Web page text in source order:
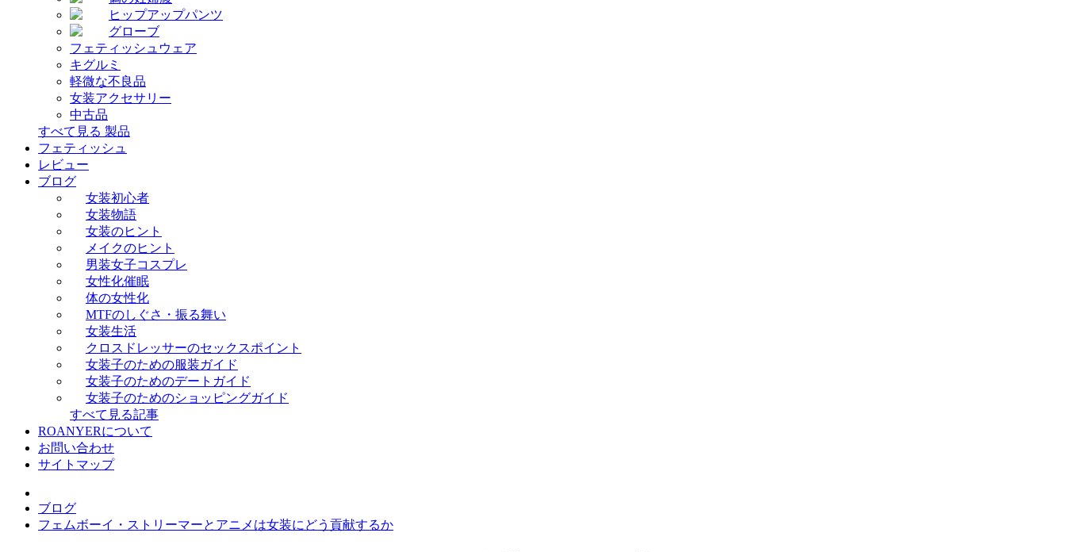
ヒップアップパンツ
グローブ
フェティッシュウェア
キグルミ
軽微な不良品
女装アクセサリー
中古品
すべて見る 製品
フェティッシュ
レビュー
ブログ
女装初心者
女装物語
女装のヒント
メイクのヒント
男装女子コスプレ
女性化催眠
体の女性化
MTFのしぐさ・振る舞い
女装生活
クロスドレッサーのセックスポイント
女装子のための服装ガイド
女装子のためのデートガイド
女装子のためのショッピングガイド
すべて見る記事
ROANYERについて
お問い合わせ
サイトマップ
ブログ
フェムボーイ・ストリーマーとアニメは女装にどう貢献するか